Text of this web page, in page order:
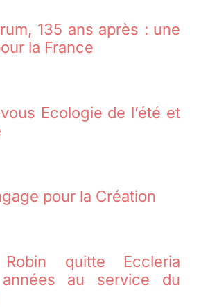
135 ans après : une
la France
Ecologie de l’été et
pour la Création
Robin quitte Eccleria
au service du